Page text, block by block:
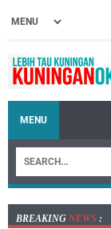
MENU
BREAKING NEWS :